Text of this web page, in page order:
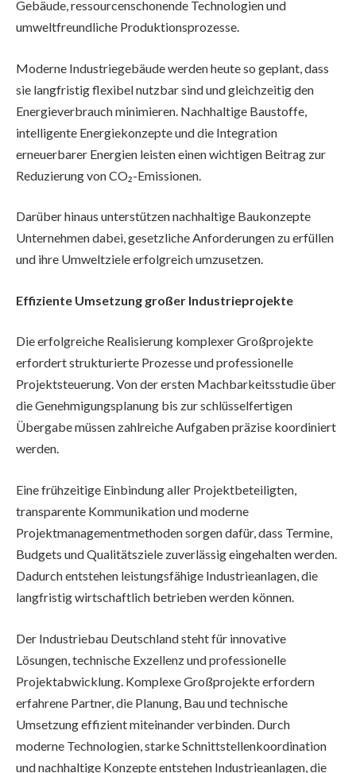
Gebäude, ressourcenschonende Technologien und
umweltfreundliche Produktionsprozesse.
Moderne Industriegebäude werden heute so geplant, dass
sie langfristig flexibel nutzbar sind und gleichzeitig den
Energieverbrauch minimieren. Nachhaltige Baustoffe,
intelligente Energiekonzepte und die Integration
erneuerbarer Energien leisten einen wichtigen Beitrag zur
Reduzierung von CO₂-Emissionen.
Darüber hinaus unterstützen nachhaltige Baukonzepte
Unternehmen dabei, gesetzliche Anforderungen zu erfüllen
und ihre Umweltziele erfolgreich umzusetzen.
Effiziente Umsetzung großer Industrieprojekte
Die erfolgreiche Realisierung komplexer Großprojekte
erfordert strukturierte Prozesse und professionelle
Projektsteuerung. Von der ersten Machbarkeitsstudie über
die Genehmigungsplanung bis zur schlüsselfertigen
Übergabe müssen zahlreiche Aufgaben präzise koordiniert
werden.
Eine frühzeitige Einbindung aller Projektbeteiligten,
transparente Kommunikation und moderne
Projektmanagementmethoden sorgen dafür, dass Termine,
Budgets und Qualitätsziele zuverlässig eingehalten werden.
Dadurch entstehen leistungsfähige Industrieanlagen, die
langfristig wirtschaftlich betrieben werden können.
Der Industriebau Deutschland steht für innovative
Lösungen, technische Exzellenz und professionelle
Projektabwicklung. Komplexe Großprojekte erfordern
erfahrene Partner, die Planung, Bau und technische
Umsetzung effizient miteinander verbinden. Durch
moderne Technologien, starke Schnittstellenkoordination
und nachhaltige Konzepte entstehen Industrieanlagen, die